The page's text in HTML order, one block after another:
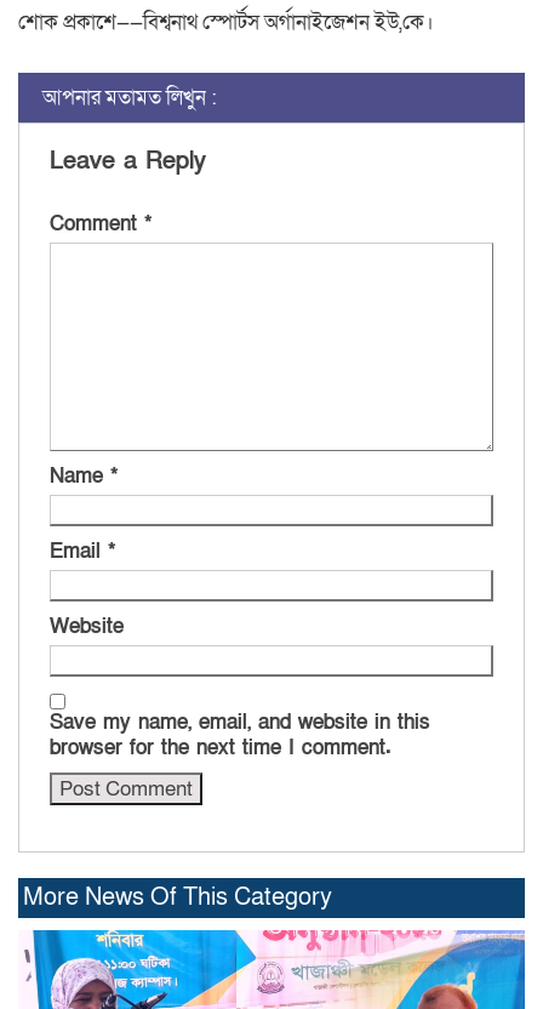
শোক প্রকাশে——বিশ্বনাথ স্পোর্টস অর্গানাইজেশন ইউ,কে।
আপনার মতামত লিখুন :
Leave a Reply
Comment *
Name *
Email *
Website
Save my name, email, and website in this
browser for the next time I comment.
More News Of This Category